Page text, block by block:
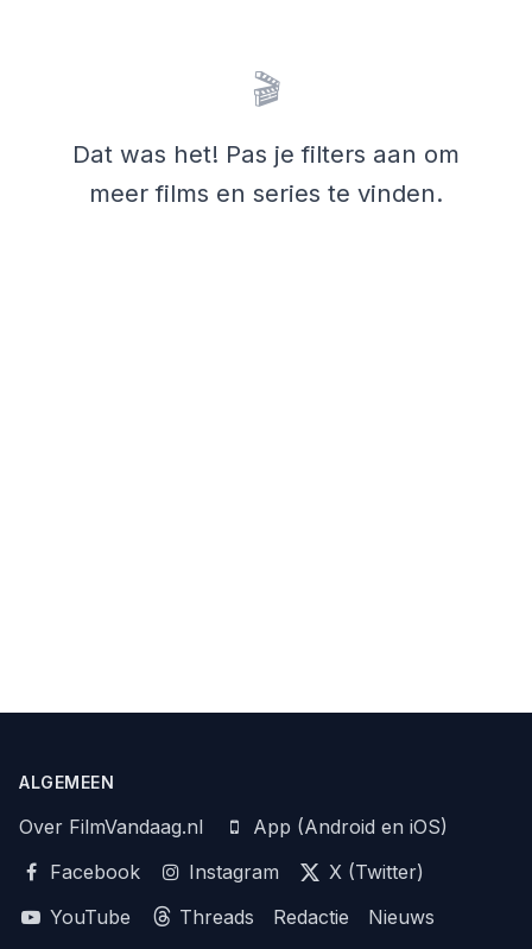
🎬
Dat was het! Pas je filters aan om
meer films en series te vinden.
ALGEMEEN
Over FilmVandaag.nl
App (Android en iOS)
Facebook
Instagram
X (Twitter)
YouTube
Threads Redactie
Nieuws